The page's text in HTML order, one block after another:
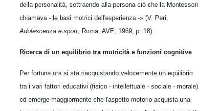
della personalità, sottraendo alla persona ciò che la Montessori
chiamava - le basi motrici dell'esperienza -» (V. Peri,
Adolescenza e sport , Roma, AVE, 1969, p. 18).
Ricerca di un equilibrio tra motricità e funzioni cognitive
Per fortuna ora si sta riacquistando velocemente un equilibrio
tra i vari fattori educativi (fisico - intellettuale - sociale - morale)
ed emerge maggiormente che l'aspetto motorio acquista una